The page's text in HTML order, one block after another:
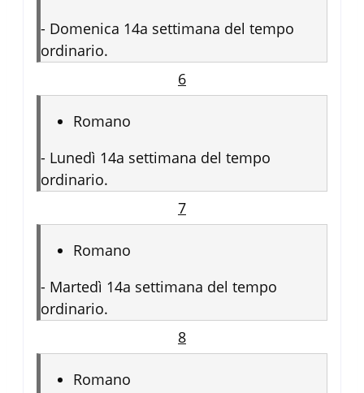
- Domenica 14a settimana del tempo
ordinario.
6
Romano
- Lunedì 14a settimana del tempo
ordinario.
7
Romano
- Martedì 14a settimana del tempo
ordinario.
8
Romano